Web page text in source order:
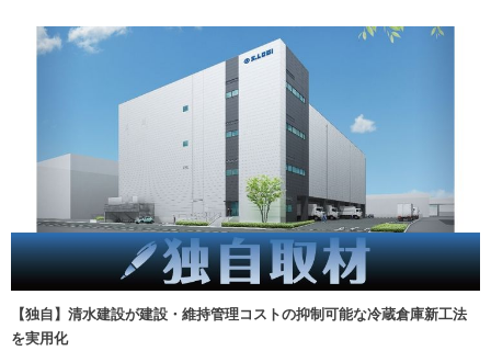
【独自】清水建設が建設・維持管理コストの抑制可能な冷蔵倉庫新工法
を実用化